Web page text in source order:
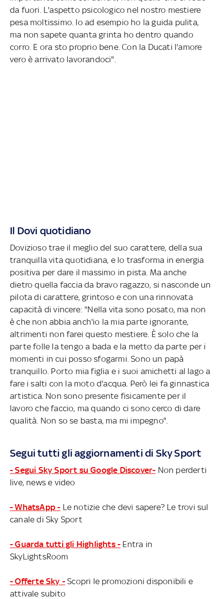
da fuori. L'aspetto psicologico nel nostro mestiere
pesa moltissimo. Io ad esempio ho la guida pulita,
ma non sapete quanta grinta ho dentro quando
corro. E ora sto proprio bene. Con la Ducati l'amore
vero è arrivato lavorandoci".
Il Dovi quotidiano
Dovizioso trae il meglio del suo carattere, della sua
tranquilla vita quotidiana, e lo trasforma in energia
positiva per dare il massimo in pista. Ma anche
dietro quella faccia da bravo ragazzo, si nasconde un
pilota di carattere, grintoso e con una rinnovata
capacità di vincere: "Nella vita sono posato, ma non
è che non abbia anch'io la mia parte ignorante,
altrimenti non farei questo mestiere. È solo che la
parte folle la tengo a bada e la metto da parte per i
momenti in cui posso sfogarmi. Sono un papà
tranquillo. Porto mia figlia e i suoi amichetti al lago a
fare i salti con la moto d'acqua. Però lei fa ginnastica
artistica. Non sono presente fisicamente per il
lavoro che faccio, ma quando ci sono cerco di dare
qualità. Non so se basta, ma mi impegno".
Segui tutti gli aggiornamenti di Sky Sport
- Segui Sky Sport su Google Discover- Non perderti
live, news e video
- WhatsApp - Le notizie che devi sapere? Le trovi sul
canale di Sky Sport
- Guarda tutti gli Highlights - Entra in
SkyLightsRoom
- Offerte Sky - Scopri le promozioni disponibili e
attivale subito